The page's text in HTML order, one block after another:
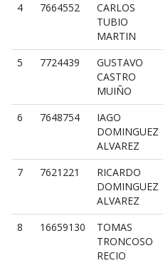
4
7664552
CARLOS
TUBIO
MARTIN
5
7724439
GUSTAVO
CASTRO
MUIÑO
6
7648754
IAGO
DOMINGUEZ
ALVAREZ
7
7621221
RICARDO
DOMINGUEZ
ALVAREZ
8
16659130
TOMAS
TRONCOSO
RECIO